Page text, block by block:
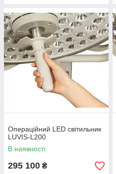
Операційний LED світильник
LUVIS-L200
В наявності
295 100 ₴